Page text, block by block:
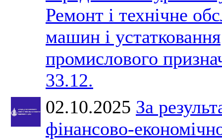
Ремонт і технічне
машин і устатковання
промислового
33.12.
02.10.2025 За
фінансово-